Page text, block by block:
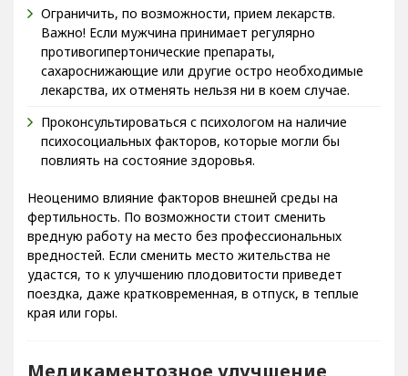
Ограничить, по возможности, прием лекарств.
Важно! Если мужчина принимает регулярно
противогипертонические препараты,
сахароснижающие или другие остро необходимые
лекарства, их отменять нельзя ни в коем случае.
Проконсультироваться с психологом на наличие
психосоциальных факторов, которые могли бы
повлиять на состояние здоровья.
Неоценимо влияние факторов внешней среды на
фертильность. По возможности стоит сменить
вредную работу на место без профессиональных
вредностей. Если сменить место жительства не
удастся, то к улучшению плодовитости приведет
поездка, даже кратковременная, в отпуск, в теплые
края или горы.
Медикаментозное улучшение